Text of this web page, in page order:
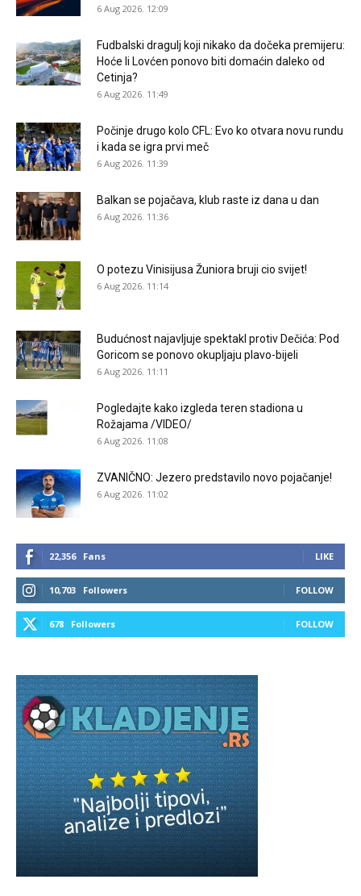
6 Aug 2026. 12:09
Fudbalski dragulj koji nikako da dočeka premijeru:
Hoće li Lovćen ponovo biti domaćin daleko od
Cetinja?
6 Aug 2026. 11:49
Počinje drugo kolo CFL: Evo ko otvara novu rundu
i kada se igra prvi meč
6 Aug 2026. 11:39
Balkan se pojačava, klub raste iz dana u dan
6 Aug 2026. 11:36
O potezu Vinisijusa Žuniora bruji cio svijet!
6 Aug 2026. 11:14
Budućnost najavljuje spektakl protiv Dečića: Pod
Goricom se ponovo okupljaju plavo-bijeli
6 Aug 2026. 11:11
Pogledajte kako izgleda teren stadiona u
Rožajama /VIDEO/
6 Aug 2026. 11:08
ZVANIČNO: Jezero predstavilo novo pojačanje!
6 Aug 2026. 11:02
22,356 Fans LIKE
10,703 Followers FOLLOW
678 Followers FOLLOW